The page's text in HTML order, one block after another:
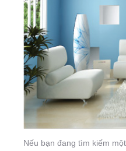
Nếu bạn đang tìm kiếm